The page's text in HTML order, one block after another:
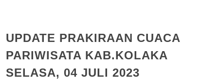
UPDATE PRAKIRAAN CUACA
PARIWISATA KAB.KOLAKA
SELASA, 04 JULI 2023